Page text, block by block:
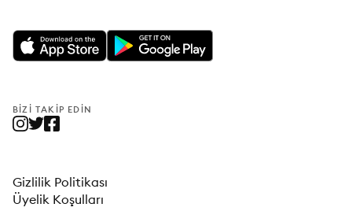
BIZI TAKIP EDIN
Gizlilik Politikası
Üyelik Koşulları